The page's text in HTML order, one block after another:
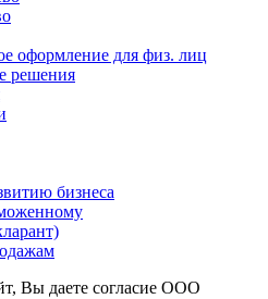
оформление для физ. лиц
решения
бизнеса
Вы даете согласие ООО